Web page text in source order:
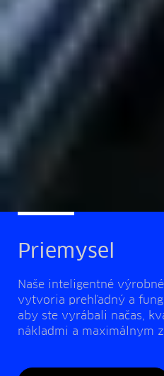
Priemysel
Naše inteligentné
vytvoria prehľadný a
aby ste vyrábali načas,
nákladmi a maximálnym